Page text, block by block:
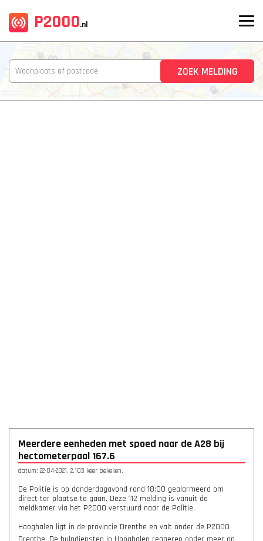
P2000.nl
Meerdere eenheden met spoed naar de A28 bij
hectometerpaal 167.6
datum: 22-04-2021, 2.103 keer bekeken.
De Politie is op donderdagavond rond 18:00 gealarmeerd om
direct ter plaatse te gaan. Deze 112 melding is vanuit de
meldkamer via het P2000 verstuurd naar de Politie.
Hooghalen ligt in de provincie Drenthe en valt onder de P2000